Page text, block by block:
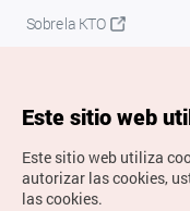
Sobre la KTO
Este sitio web
Este sitio web utiliza
autorizar las cookies,
las cookies.